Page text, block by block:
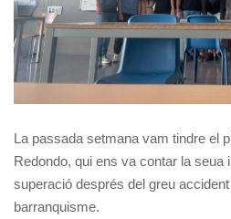
La passada setmana vam tindre el
Redondo, qui ens va contar la seua
superació després del greu
barranquisme.